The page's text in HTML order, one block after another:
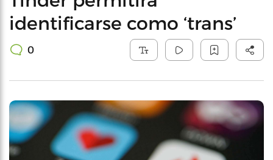
identificarse como ‘trans’
0